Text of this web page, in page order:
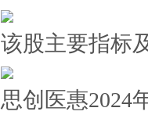
该股主要指标
思创医惠2024